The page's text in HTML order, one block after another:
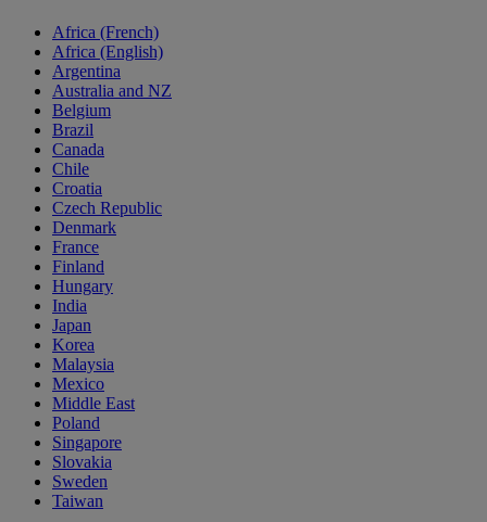
Africa (French)
Africa (English)
Argentina
Australia and NZ
Belgium
Brazil
Canada
Chile
Croatia
Czech Republic
Denmark
France
Finland
Hungary
India
Japan
Korea
Malaysia
Mexico
Middle East
Poland
Singapore
Slovakia
Sweden
Taiwan